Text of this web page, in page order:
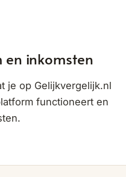
inkomsten
je op Gelijkvergelijk.nl
functioneert en